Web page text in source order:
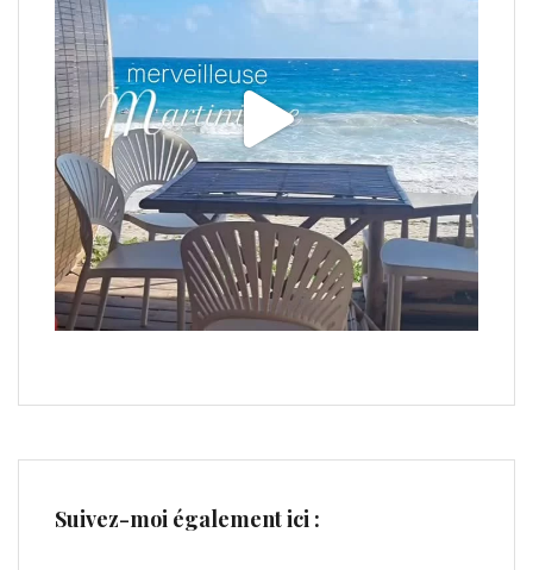
Suivez-moi également ici :